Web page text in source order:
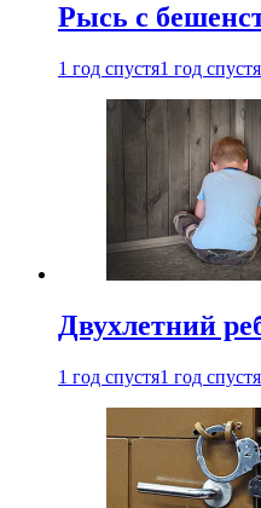
Рысь с
1 год спустя1 год спустя
Двухлетний
1 год спустя1 год спустя